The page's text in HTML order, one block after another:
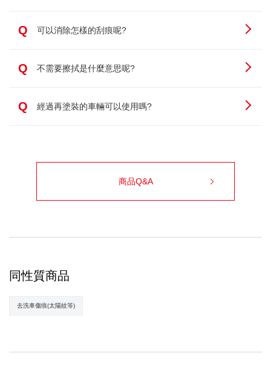
Q 可以消除怎樣的刮痕呢?
Q 不需要擦拭是什麼意思呢?
Q 經過再塗裝的車輛可以使用嗎?
商品Q&A
同性質商品
去洗車傷痕(太陽紋等)